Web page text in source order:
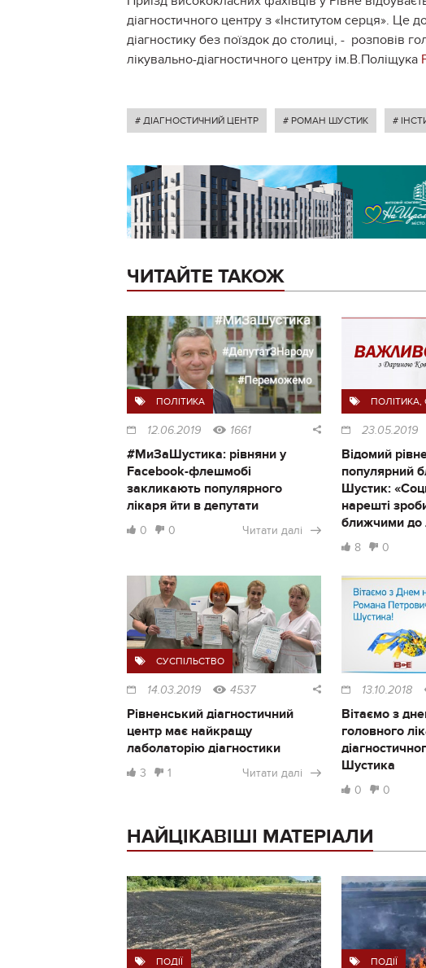
діагностичного центру з «Інститутом серця».
діагностику без поїздок до столиці, - розповів
лікувально-діагностичного центру ім.В.Поліщука
# ДІАГНОСТИЧНИЙ ЦЕНТР # РОМАН ШУСТИК #
ЧИТАЙТЕ ТАКОЖ
ПОЛІТИКА
12.06.2019 1661
#МиЗаШустика: рівняни у
Facebook-флешмобі
закликають популярного
лікаря йти в депутати
0 0 Читати далі
ПОЛІТИКА,
23.05.2019
Відомий
популярний
Шустик:
нарешті
ближчими до
8 0
СУСПІЛЬСТВО
14.03.2019 4537
Рівненський діагностичний
центр має найкращу
лаболаторію діагностики
3 1 Читати далі
13.10.2018
Вітаємо з
головного
Шустика
0 0
НАЙЦІКАВІШІ МАТЕРІАЛИ
ПОДІЇ ПОДІЇ